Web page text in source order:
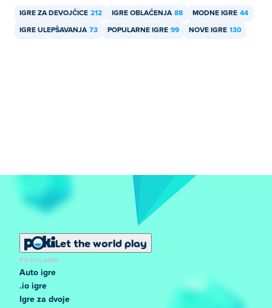
IGRE ZA DEVOJČICE 212 IGRE OBLAČENJA 88 MODNE IGRE 44
IGRE ULEPŠAVANJA 73 POPULARNE IGRE 99 NOVE IGRE 130
Let the world play
POPULARNI
Auto igre
.io igre
Igre za dvoje